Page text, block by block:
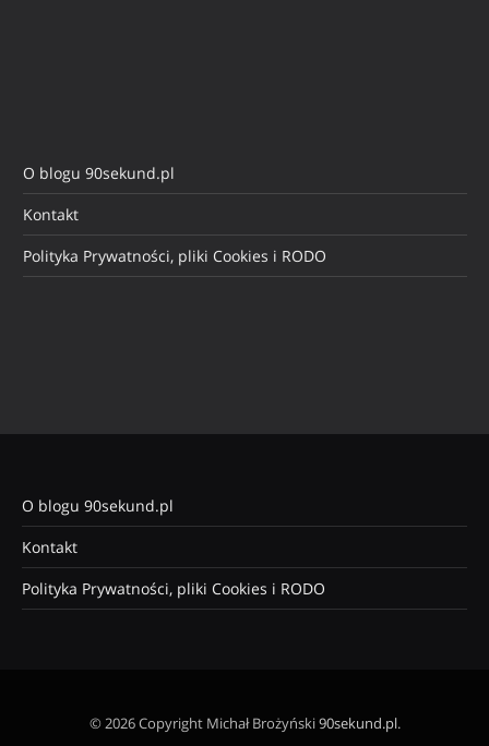
O blogu 90sekund.pl
Kontakt
Polityka Prywatności, pliki Cookies i RODO
O blogu 90sekund.pl
Kontakt
Polityka Prywatności, pliki Cookies i RODO
© 2026 Copyright Michał Brożyński90sekund.pl.